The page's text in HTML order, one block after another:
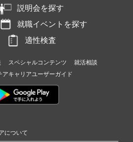
説明会を探す
就職イベントを探す
適性検査
スペシャルコンテンツ
就活相談
アキャリアユーザーガイド
について